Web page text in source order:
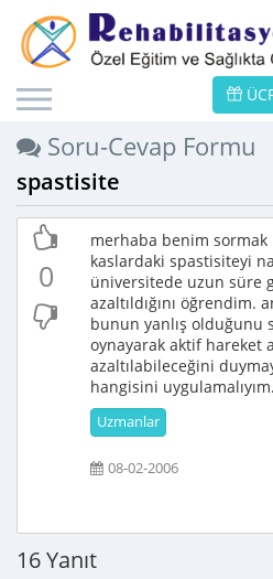
Soru-Cevap Formu
spastisite
0
merhaba benim
kaslardaki spastisiteyi
üniversitede uzun süre
azaltıldığını öğrendim.
bunun yanlış olduğunu
oynayarak aktif hareket
azaltılabileceğini
hangisini uygulamalıyım.
Uzmanlar
08-02-2006
16 Yanıt